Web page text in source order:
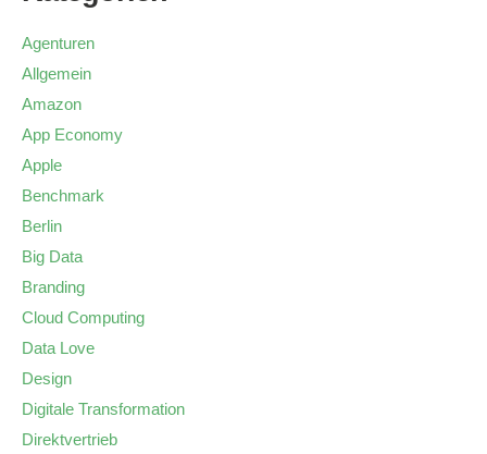
Agenturen
Allgemein
Amazon
App Economy
Apple
Benchmark
Berlin
Big Data
Branding
Cloud Computing
Data Love
Design
Digitale Transformation
Direktvertrieb